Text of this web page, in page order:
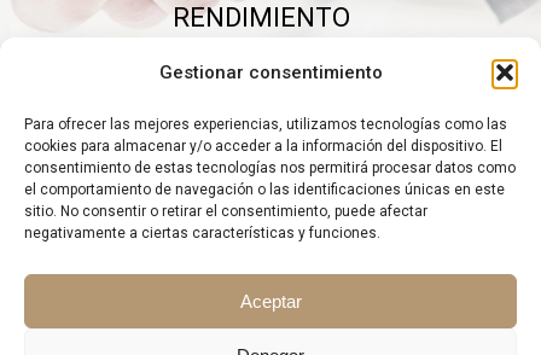
Gestionar consentimiento
Para ofrecer las mejores experiencias, utilizamos tecnologías como las
cookies para almacenar y/o acceder a la información del dispositivo. El
consentimiento de estas tecnologías nos permitirá procesar datos como
el comportamiento de navegación o las identificaciones únicas en este
sitio. No consentir o retirar el consentimiento, puede afectar
negativamente a ciertas características y funciones.
Aceptar
RENDIMIENTO
Elimine gastos inútiles y saque el máximo partido a